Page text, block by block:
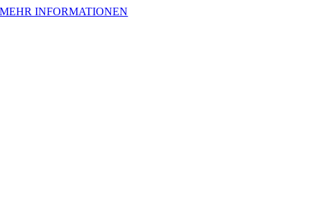
MEHR INFORMATIONEN